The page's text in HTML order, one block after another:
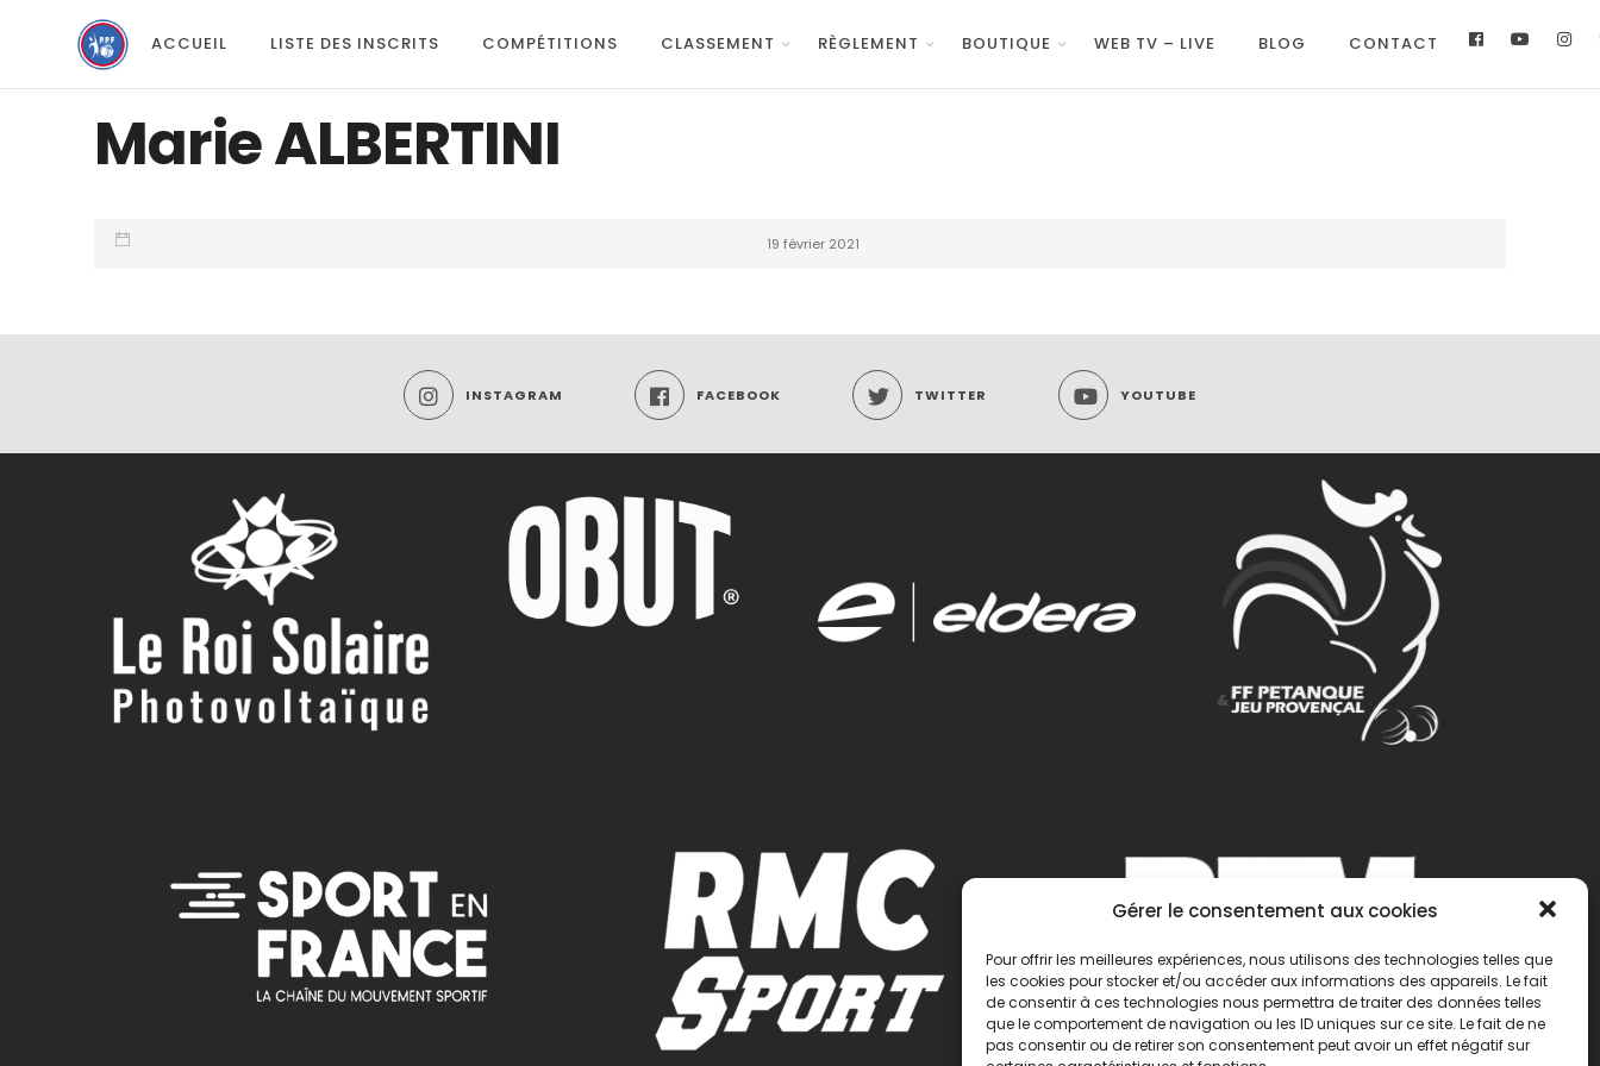
Gérer le consentement aux cookies
Pour offrir les meilleures expériences, nous utilisons des technologies telles que
les cookies pour stocker et/ou accéder aux informations des appareils. Le fait
de consentir à ces technologies nous permettra de traiter des données telles
que le comportement de navigation ou les ID uniques sur ce site. Le fait de ne
pas consentir ou de retirer son consentement peut avoir un effet négatif sur
ACCUEIL LISTE DES INSCRITS COMPÉTITIONS CLASSEMENT RÈGLEMENT BOUTIQUE WEB TV – LIVE BLOG CONTACT
Marie ALBERTINI
19 février 2021
INSTAGRAM FACEBOOK TWITTER YOUTUBE